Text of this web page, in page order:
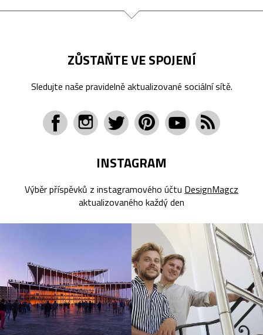
ZŮSTAŇTE VE SPOJENÍ
Sledujte naše pravidelně aktualizované sociální sítě.
INSTAGRAM
Výběr příspěvků z instagramového účtu DesignMagcz
aktualizovaného každý den